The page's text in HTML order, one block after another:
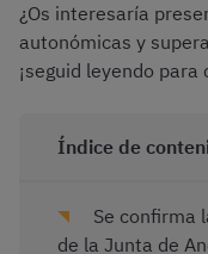
¿Os interesaría
autonómicas y
¡seguid leyendo
Índice de
Se confirma
de la Junta de